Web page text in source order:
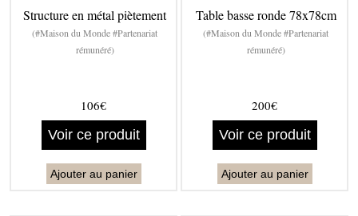
Structure en métal piètement
(#Maison du Monde #Partenariat
rémunéré)
106€
Voir ce produit
Ajouter au panier
Table basse ronde 78x78cm
(#Maison du Monde #Partenariat
rémunéré)
200€
Voir ce produit
Ajouter au panier